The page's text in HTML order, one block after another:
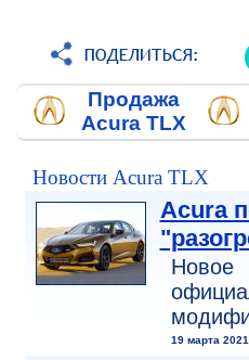
Продажа
Acura TLX
Новости Acura TLX
Acura
19 марта 2021